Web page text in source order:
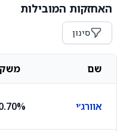
האחזקות המובילות
סינון
שם
אוורג׳י